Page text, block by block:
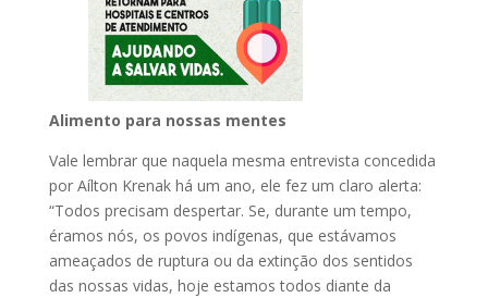
Alimento para nossas mentes
Vale lembrar que naquela mesma entrevista concedida
por Aílton Krenak há um ano, ele fez um claro alerta:
“Todos precisam despertar. Se, durante um tempo,
éramos nós, os povos indígenas, que estávamos
ameaçados de ruptura ou da extinção dos sentidos
das nossas vidas, hoje estamos todos diante da